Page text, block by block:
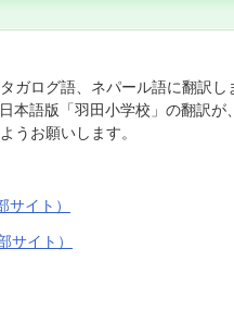
ガログ語、ネパール語に翻訳
本語版「羽田小学校」の翻訳
うお願いします。
イト）
サイト）